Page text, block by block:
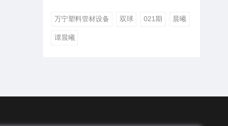
万宁塑料管材设备 双球 021期 晨曦
谭晨曦